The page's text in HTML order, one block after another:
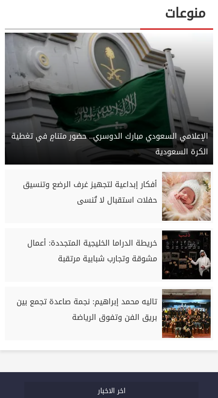
منوعات
الإعلامي السعودي مبارك الدوسري.. حضور متنامٍ في تغطية
الكرة السعودية
أفكار إبداعية لتجهيز غرف الرضع وتنسيق
حفلات استقبال لا تُنسى
خريطة الدراما الخليجية المتجددة: أعمال
مشوقة وتجارب شبابية مرتقبة
تاليه محمد إبراهيم: نجمة صاعدة تجمع بين
بريق الفن وتفوق الرياضة
اخر الاخبار